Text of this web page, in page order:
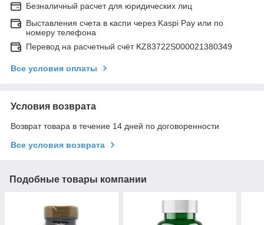
Безналичный расчет для юридических лиц
Выставления счета в каспи через Kaspi Pay или по
номеру телефона
Перевод на расчетный счёт KZ83722S000021380349
Все условия оплаты
Условия возврата
Возврат товара в течение 14 дней по договоренности
Все условия возврата
Подобные товары компании